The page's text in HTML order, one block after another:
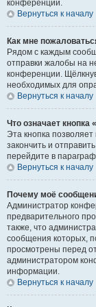
конференции.
Вернуться к началу
Как мне
Рядом с каждым
отправки жалобы на
конференции.
необходимых для
Вернуться к началу
Что означает кнопка
Эта кнопка
закончить и
перейдите в
Вернуться к началу
Почему моё
Администратор
предварительного
также, что
сообщения которых,
просмотрены перед
администратором
информации.
Вернуться к началу